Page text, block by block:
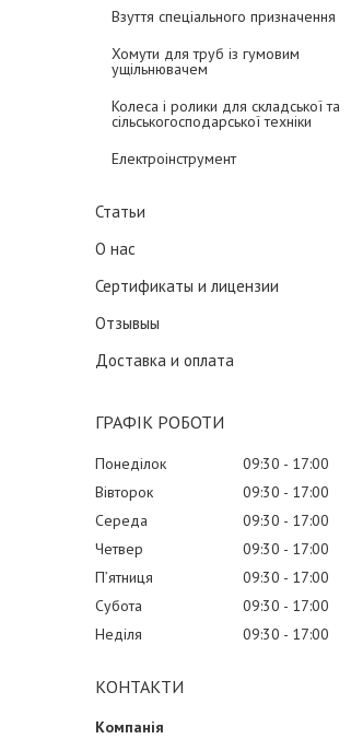
Взуття спеціального призначення
Хомути для труб із гумовим
ущільнювачем
Колеса і ролики для складської та
сільськогосподарської техніки
Електроінструмент
Статьи
О нас
Сертификаты и лицензии
Отзывыы
Доставка и оплата
ГРАФІК РОБОТИ
Понеділок 09:30
17:00
Вівторок
09:30
17:00
Середа
09:30
17:00
Четвер
09:30
17:00
Пʼятниця
09:30
17:00
Субота
09:30
17:00
Неділя
09:30 17:00
КОНТАКТИ